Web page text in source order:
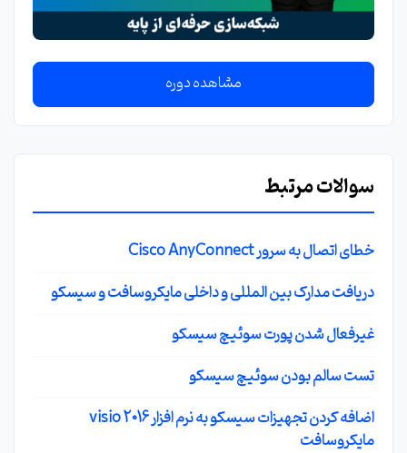
مشاهده دوره
سوالات مرتبط
خطای اتصال به سرور Cisco AnyConnect
دریافت مدارک بین المللی و داخلی مایکروسافت و سیسکو
غیرفعال شدن پورت سوئیچ سیسکو
تست سالم بودن سوئیچ سیسکو
اضافه کردن تجهیزات سیسکو به نرم افزار visio 2016
مایکروسافت